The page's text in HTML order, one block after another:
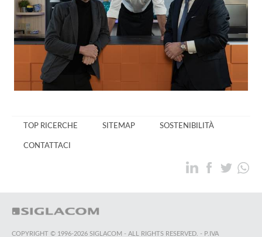
TOP RICERCHE SITEMAP SOSTENIBILITÀ
CONTATTACI
COPYRIGHT © 1996-2026 SIGLACOM - ALL RIGHTS RESERVED. - P.IVA